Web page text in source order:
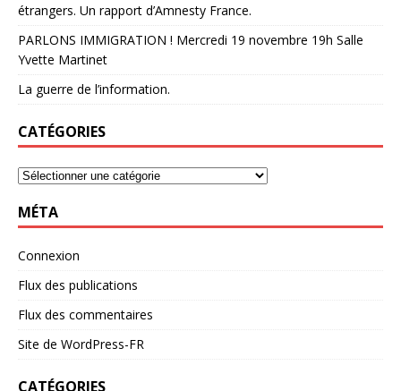
étrangers. Un rapport d’Amnesty France.
PARLONS IMMIGRATION ! Mercredi 19 novembre 19h Salle
Yvette Martinet
La guerre de l’information.
CATÉGORIES
MÉTA
Connexion
Flux des publications
Flux des commentaires
Site de WordPress-FR
CATÉGORIES